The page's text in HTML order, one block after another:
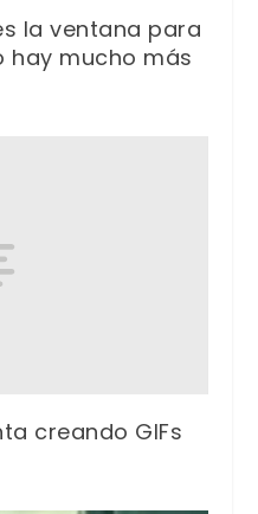
la ventana para
hay mucho más
creando GIFs